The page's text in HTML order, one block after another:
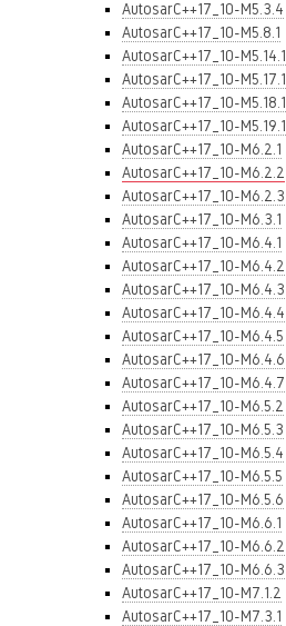
AutosarC++17_10-M5.3.4
AutosarC++17_10-M5.8.1
AutosarC++17_10-M5.14.1
AutosarC++17_10-M5.17.1
AutosarC++17_10-M5.18.1
AutosarC++17_10-M5.19.1
AutosarC++17_10-M6.2.1
AutosarC++17_10-M6.2.2
AutosarC++17_10-M6.2.3
AutosarC++17_10-M6.3.1
AutosarC++17_10-M6.4.1
AutosarC++17_10-M6.4.2
AutosarC++17_10-M6.4.3
AutosarC++17_10-M6.4.4
AutosarC++17_10-M6.4.5
AutosarC++17_10-M6.4.6
AutosarC++17_10-M6.4.7
AutosarC++17_10-M6.5.2
AutosarC++17_10-M6.5.3
AutosarC++17_10-M6.5.4
AutosarC++17_10-M6.5.5
AutosarC++17_10-M6.5.6
AutosarC++17_10-M6.6.1
AutosarC++17_10-M6.6.2
AutosarC++17_10-M6.6.3
AutosarC++17_10-M7.1.2
AutosarC++17_10-M7.3.1